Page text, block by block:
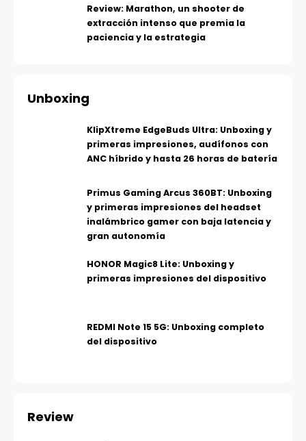
Review: Marathon, un shooter de
extracción intenso que premia la
paciencia y la estrategia
Unboxing
KlipXtreme EdgeBuds Ultra: Unboxing y
primeras impresiones, audífonos con
ANC híbrido y hasta 26 horas de batería
Primus Gaming Arcus 360BT: Unboxing
y primeras impresiones del headset
inalámbrico gamer con baja latencia y
gran autonomía
HONOR Magic8 Lite: Unboxing y
primeras impresiones del dispositivo
REDMI Note 15 5G: Unboxing completo
del dispositivo
Review